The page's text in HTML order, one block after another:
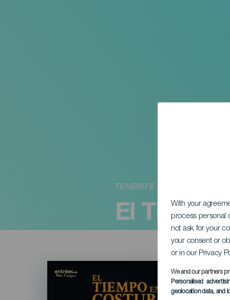
With your
process personal
not ask for your
your consent or
or in our Privacy
We and our partners
Personalised
geolocation data, and
El
TENERIFE
Listado